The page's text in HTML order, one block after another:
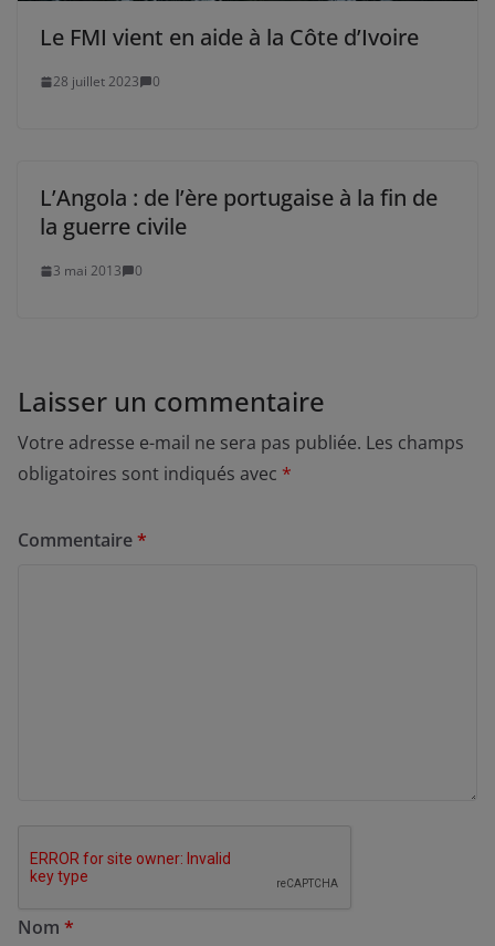
Le FMI vient en aide à la Côte d’Ivoire
28 juillet 2023 0
L’Angola : de l’ère portugaise à la fin de
la guerre civile
3 mai 2013 0
Laisser un commentaire
Votre adresse e-mail ne sera pas publiée. Les champs
obligatoires sont indiqués avec *
Commentaire*
Nom *